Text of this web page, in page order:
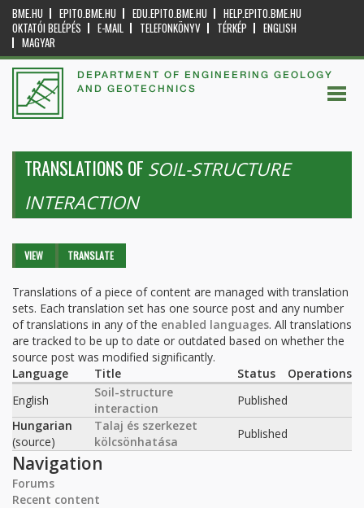
BME.HU EPITO.BME.HU EDU.EPITO.BME.HU
HELP.EPITO.BME.HU
OKTATÓI BELÉPÉS
E-MAIL TELEFONKÖNYV TÉRKÉP
ENGLISH
MAGYAR
DEPARTMENT OF ENGINEERING GEOLOGY
AND GEOTECHNICS
TRANSLATIONS OF SOIL-STRUCTURE
INTERACTION
Primary tabs
VIEW TRANSLATE
Translations of a piece of content are managed with translation
sets. Each translation set has one source post and any number
of translations in any of the enabled languages. All translations
are tracked to be up to date or outdated based on whether the
source post was modified significantly.
Language
Title Status
Operations
English
Soil-structure
interaction
Published
Hungarian
(source)
Talaj és szerkezet
kölcsönhatása
Published
Navigation
Forums
Recent content